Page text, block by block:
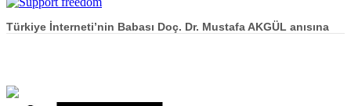
Türkiye İnterneti’nin Babası Doç. Dr. Mustafa AKGÜL anısına